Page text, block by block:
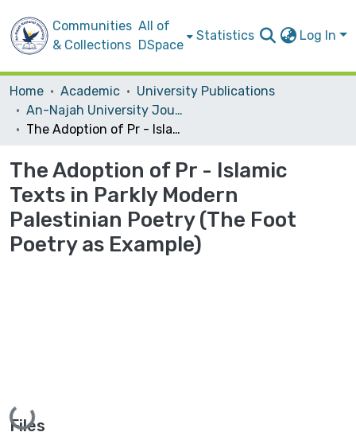
Communities
& Collections
All of
DSpace
Statistics Log In
Home Academic
University Publications
An-Najah University Journal for Research - B (Humanities)
The Adoption of Pr - Islamic Texts in Parkly Modern Palestinian Poetry (The Foot Poetry as Example)
The Adoption of Pr - Islamic
Texts in Parkly Modern
Palestinian Poetry (The Foot
Poetry as Example)
Loading...
Files